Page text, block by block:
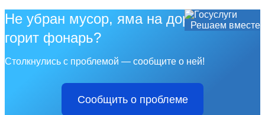
Решаем вместе
Не убран мусор, яма на дороге, не
горит фонарь?
Столкнулись с проблемой — сообщите о ней!
Сообщить о проблеме